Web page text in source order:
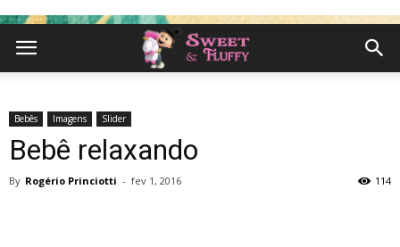
Bebês Imagens Slider
Bebê relaxando
By Rogério Princiotti - fev 1, 2016 114